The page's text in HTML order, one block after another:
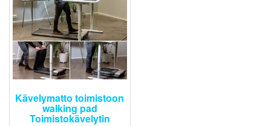
Kävelymatto toimistoon
walking pad
Toimistokävelytin